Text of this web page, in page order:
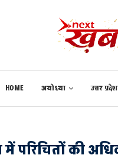
HOME अयोध्या उत्तर प्रदेश
परिचितों की